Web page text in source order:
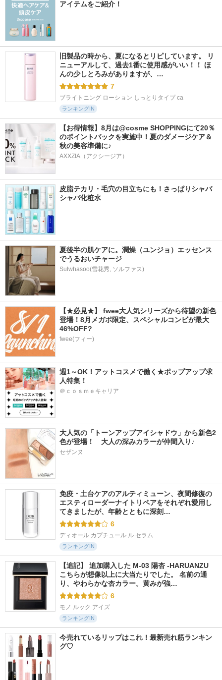
アイテムをご紹介！
旧製品の時から、夏になるとリピしています。 リ
ニューアルして、過去1番に使用感がいい！！ ほ
んの少しとろみがありますが、…
7
ブライトニング ローション しっとりタイプ ca
ランキングIN
【お得情報】8月は@cosme SHOPPINGにて20％
のポイントバックを実施中！夏のダメージケア＆
秋の美容準備に♪
AXXZIA（アクシージア）
皮脂テカリ・毛穴の目立ちにも！さっぱりシャバ
シャバ化粧水
夏後半の肌ケアに。潤燥（ユンジョ）エッセンス
でうるおいチャージ
Sulwhasoo(雪花秀, ソルファス)
【★必見★】 fwee大人気シリーズから待望の新色
登場！8月メガポ限定、スペシャルコンビが最大
46%OFF?
fwee(フィー)
週1～OK！アットコスメで働く★ポップアップ求
人特集！
＠ｃｏｓｍｅキャリア
大人気の「トーンアップアイシャドウ」から新色2
色が登場！　大人の深みカラーが仲間入り♪
セザンヌ
免疫・土台ケアのアルティミューン、夜間修復の
エスティローダーナイトリペアをそれぞれ愛用し
てきましたが、年齢とともに深刻…
6
ディオール カプチュール ル セラム
ランキングIN
【追記】 追加購入した M-03 陽杏 -HARUANZU
こちらが想像以上に大当たりでした。 名前の通
り、やわらかな杏カラー。黄みが強…
6
モノ ルック アイズ
ランキングIN
今売れているリップはこれ！最新売れ筋ランキン
グ♡